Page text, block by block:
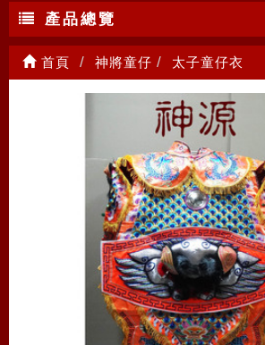
產品總覽
首頁 神將童仔 太子童仔衣